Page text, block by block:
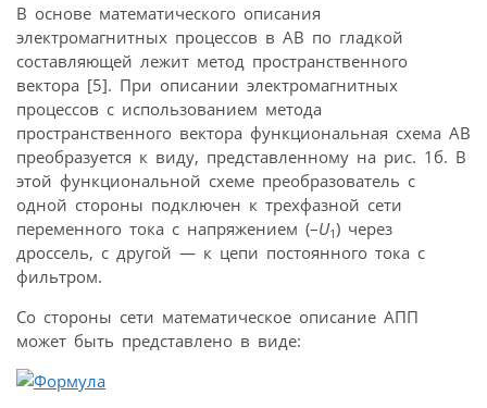
В основе математического описания
электромагнитных процессов в АВ по гладкой
составляющей лежит метод пространственного
вектора [5]. При описании электромагнитных
процессов с использованием метода
пространственного вектора функциональная схема АВ
преобразуется к виду, представленному на рис. 1б. В
этой функциональной схеме преобразователь с
одной стороны подключен к трехфазной сети
переменного тока с напряжением (–U1) через
дроссель, с другой — к цепи постоянного тока с
фильтром.
Со стороны сети математическое описание АПП
может быть представлено в виде: